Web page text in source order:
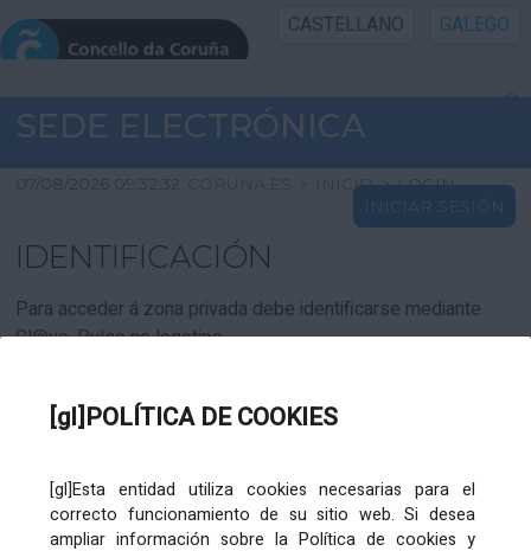
[gl]POLÍTICA DE COOKIES
[gl]Esta entidad utiliza cookies necesarias para el
correcto funcionamiento de su sitio web. Si desea
ampliar información sobre la Política de cookies y
CASTELLANO GALEGO
INICIO SEDE
INICIO
INFORMACIÓN PÚBLICA
CARTAFOL CIDADÁN
SEDE ELECTRÓNICA
07/08/2026 09:32:32 CORUNA.ES > INICIO > LOGIN
INICIAR SESIÓN
IDENTIFICACIÓN
Para acceder á zona privada debe identificarse mediante
Cl@ve. Pulse no logotipo